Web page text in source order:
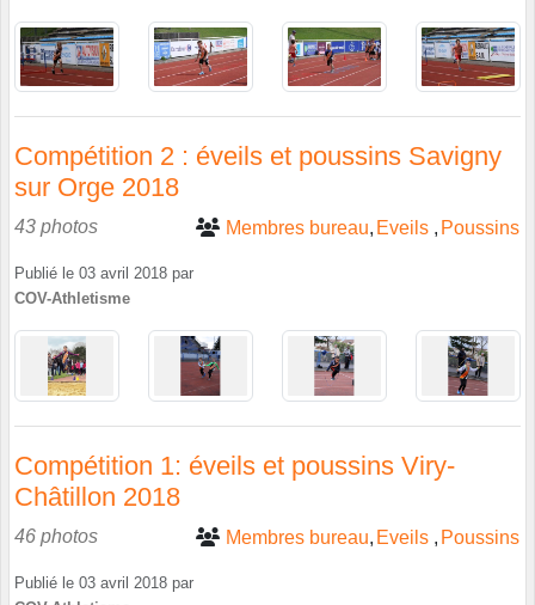
Compétition 2 : éveils et poussins Savigny
sur Orge 2018
43 photos Membres bureau Eveils Poussins
Publié le 03 avril 2018 par
COV-Athletisme
Compétition 1: éveils et poussins Viry-
Châtillon 2018
46 photos Membres bureau Eveils Poussins
Publié le 03 avril 2018 par